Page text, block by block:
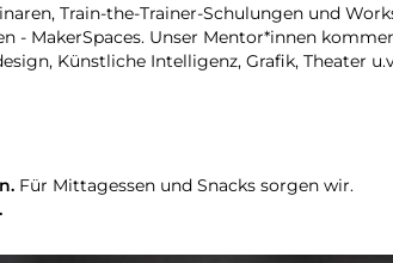
Train-the-Trainer-Schulungen und
MakerSpaces. Unser Mentor*innen
Künstliche Intelligenz, Grafik, Theater
Für Mittagessen und Snacks sorgen wir.